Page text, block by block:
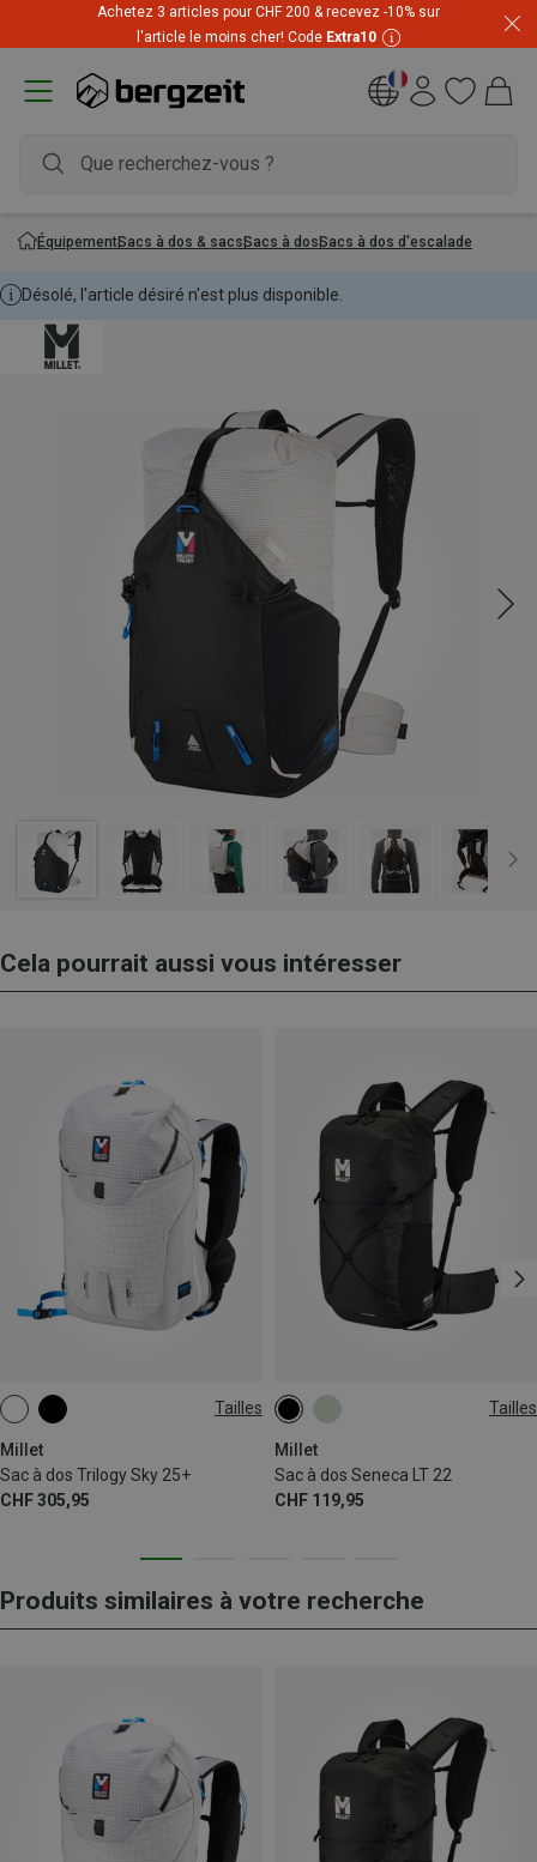
Achetez 3 articles pour CHF 200 & recevez -10% sur
l'article le moins cher! Code Extra10
ÉquipementSacs à dos & sacsSacs à dosSacs à dos d'escalade
Désolé, l'article désiré n'est plus disponible.
Cela pourrait aussi vous intéresser
Tailles
Millet
Sac à dos Trilogy Sky 25+
CHF 305,95
25L | L-XL Tailles
Millet
Sac à dos Seneca LT 22
CHF 119,95
22L
Produits similaires à votre recherche